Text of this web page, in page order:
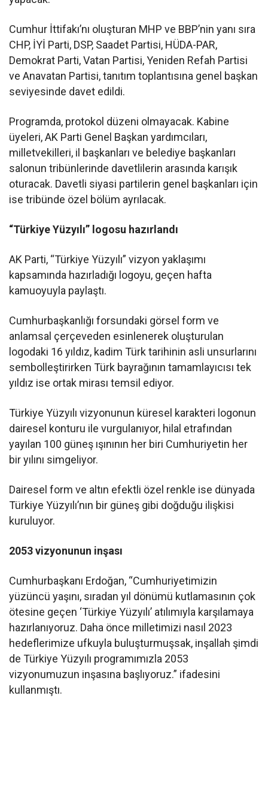
Cumhur İttifakı’nı oluşturan MHP ve BBP’nin yanı sıra
CHP, İYİ Parti, DSP, Saadet Partisi, HÜDA-PAR,
Demokrat Parti, Vatan Partisi, Yeniden Refah Partisi
ve Anavatan Partisi, tanıtım toplantısına genel başkan
seviyesinde davet edildi.
Programda, protokol düzeni olmayacak. Kabine
üyeleri, AK Parti Genel Başkan yardımcıları,
milletvekilleri, il başkanları ve belediye başkanları
salonun tribünlerinde davetlilerin arasında karışık
oturacak. Davetli siyasi partilerin genel başkanları için
ise tribünde özel bölüm ayrılacak.
“Türkiye Yüzyılı” logosu hazırlandı
AK Parti, “Türkiye Yüzyılı” vizyon yaklaşımı
kapsamında hazırladığı logoyu, geçen hafta
kamuoyuyla paylaştı.
Cumhurbaşkanlığı forsundaki görsel form ve
anlamsal çerçeveden esinlenerek oluşturulan
logodaki 16 yıldız, kadim Türk tarihinin asli unsurlarını
sembolleştirirken Türk bayrağının tamamlayıcısı tek
yıldız ise ortak mirası temsil ediyor.
Türkiye Yüzyılı vizyonunun küresel karakteri logonun
dairesel konturu ile vurgulanıyor, hilal etrafından
yayılan 100 güneş ışınının her biri Cumhuriyetin her
bir yılını simgeliyor.
Dairesel form ve altın efektli özel renkle ise dünyada
Türkiye Yüzyılı’nın bir güneş gibi doğduğu ilişkisi
kuruluyor.
2053 vizyonunun inşası
Cumhurbaşkanı Erdoğan, “Cumhuriyetimizin
yüzüncü yaşını, sıradan yıl dönümü kutlamasının çok
ötesine geçen ‘Türkiye Yüzyılı’ atılımıyla karşılamaya
hazırlanıyoruz. Daha önce milletimizi nasıl 2023
hedeflerimize ufkuyla buluşturmuşsak, inşallah şimdi
de Türkiye Yüzyılı programımızla 2053
vizyonumuzun inşasına başlıyoruz.” ifadesini
kullanmıştı.